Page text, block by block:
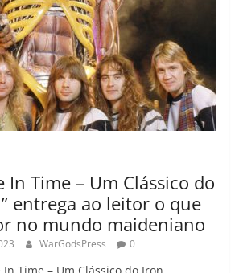
In Time – Um Clássico do
entrega ao leitor o que
no mundo maideniano
WarGodsPress 0